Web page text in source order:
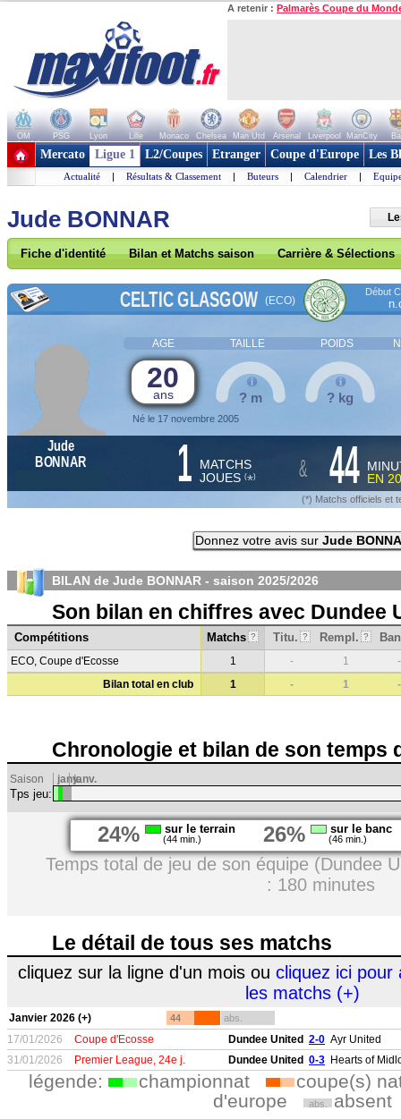
A retenir : Palmarès Coupe du
OM PSG Lyon Lille Monaco Chelsea Man Utd Arsenal Liverpool ManCity
+ de clubs
Mercato Ligue 1 L2/Coupes Etranger Coupe d'Europe Les
Actualité | Résultats & Classement | Buteurs | Calendrier |
Jude BONNAR
Fiche d'identité Bilan et Matchs saison Carrière & Sélections
CELTIC GLASGOW (ECO)
Début
AGE TAILLE POIDS
20
ans
Né le 17 novembre 2005
? m ? kg
Jude
BONNAR
1 MATCHS
JOUES (*) & 44 EN
(*) Matchs officiels et
Donnez votre avis sur Jude
BILAN de Jude BONNAR - saison 2025/2026
Son bilan en chiffres avec Dundee
Compétitions Matchs ? Titu. ? Rempl. ?
ECO, Coupe d'Ecosse 1 - 1
-
Bilan total en club
1 - 1 -
Chronologie et bilan de son temps
Saison janv.janv.
Tps jeu:
24% sur le terrain
(44 min.) 26% sur le banc
(46 min.)
Temps total de jeu de son équipe (Dundee
: 180 minutes
Le détail de tous ses matchs
cliquez sur la ligne d'un mois ou cliquez ici pour
les matchs (+)
Janvier 2026 (+) 44 abs.
17/01/2026 Coupe d'Ecosse Dundee United 2-0 Ayr United
31/01/2026
Premier League, 24e j. Dundee United 0-3 Hearts of
légende: championnat
coupe(s)
d'europe
abs. absent